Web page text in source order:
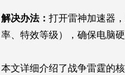
解决办法： 打开雷神加速器
率、特效等级），确保电脑
本文详细介绍了战争雷霆的